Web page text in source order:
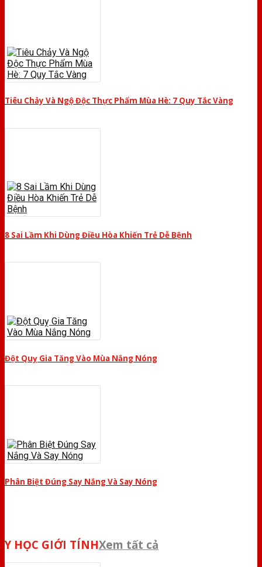
Tiêu Chảy Và Ngộ Độc Thực Phẩm Mùa Hè: 7 Quy Tắc Vàng
8 Sai Lầm Khi Dùng Điều Hòa Khiến Trẻ Dễ Bệnh
Đột Quỵ Gia Tăng Vào Mùa Nắng Nóng
Phân Biệt Đúng Say Nắng Và Say Nóng
Y HỌC GIỚI TÍNHXem tất cả